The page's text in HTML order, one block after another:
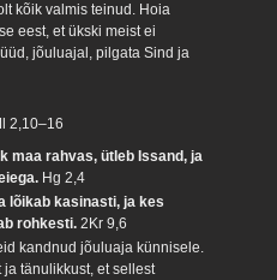
kõik valmis teinud. Hoia
eest, et ükski meist ei
jõuluajal, pilgata Sind ja
2,10–16
maa rahvas, ütleb Issand, ja
Hg 2,4
lõikab kasinasti, ja kes
rohkesti.2Kr 9,6
kandnud jõuluaja künnisele.
tänulikkust, et sellest